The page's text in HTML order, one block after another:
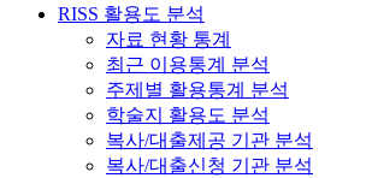
RISS 활용도 분석
자료 현황 통계
최근 이용통계 분석
주제별 활용통계 분석
학술지 활용도 분석
복사/대출제공 기관 분석
복사/대출신청 기관 분석